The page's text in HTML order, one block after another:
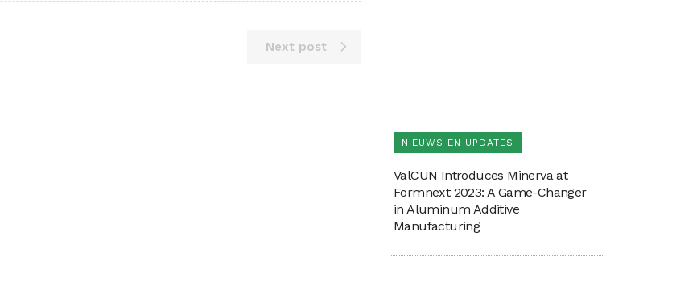
Next post
NIEUWS EN UPDATES
ValCUN Introduces Minerva at
Formnext 2023: A Game-Changer
in Aluminum Additive
Manufacturing